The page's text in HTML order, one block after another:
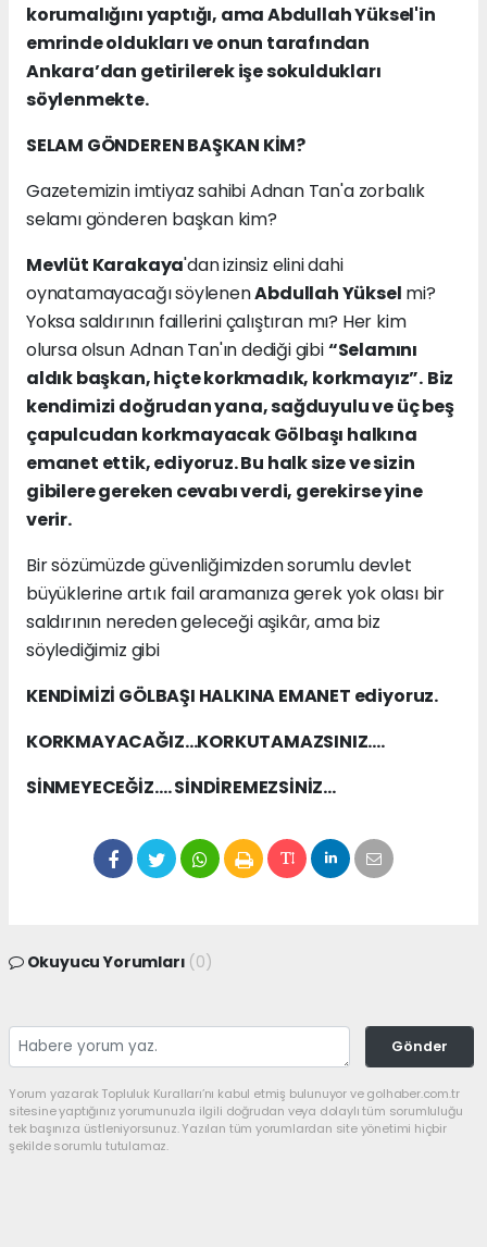
korumalığını yaptığı, ama Abdullah Yüksel'in
emrinde oldukları ve onun tarafından
Ankara’dan getirilerek işe sokuldukları
söylenmekte.
SELAM GÖNDEREN BAŞKAN KİM?
Gazetemizin imtiyaz sahibi Adnan Tan'a zorbalık
selamı gönderen başkan kim?
Mevlüt Karakaya'dan izinsiz elini dahi
oynatamayacağı söylenenAbdullah Yüksel mi?
Yoksa saldırının faillerini çalıştıran mı? Her kim
olursa olsun Adnan Tan'ın dediği gibi“Selamını
aldık başkan, hiçte korkmadık, korkmayız”. Biz
kendimizi doğrudan yana, sağduyulu ve üç beş
çapulcudan korkmayacak Gölbaşı halkına
emanet ettik, ediyoruz. Bu halk size ve sizin
gibilere gereken cevabı verdi, gerekirse yine
verir.
Bir sözümüzde güvenliğimizden sorumlu devlet
büyüklerine artık fail aramanıza gerek yok olası bir
saldırının nereden geleceği aşikâr, ama biz
söylediğimiz gibi
KENDİMİZİ GÖLBAŞI HALKINA EMANET ediyoruz.
KORKMAYACAĞIZ…KORKUTAMAZSINIZ….
SİNMEYECEĞİZ…. SİNDİREMEZSİNİZ…
Okuyucu Yorumları (0)
Gönder
Yorum yazarak Topluluk Kuralları’nı kabul etmiş bulunuyor ve golhaber.com.tr
sitesine yaptığınız yorumunuzla ilgili doğrudan veya dolaylı tüm sorumluluğu
tek başınıza üstleniyorsunuz. Yazılan tüm yorumlardan site yönetimi hiçbir
şekilde sorumlu tutulamaz.